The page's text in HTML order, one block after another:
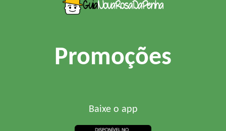
Promoções
Baixe o app